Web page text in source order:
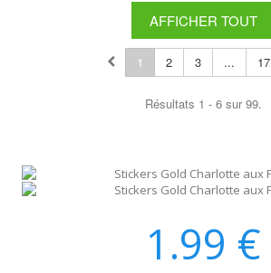
AFFICHER TOUT
1 2 3 ... 17
Résultats 1 - 6 sur 99.
1.99 €